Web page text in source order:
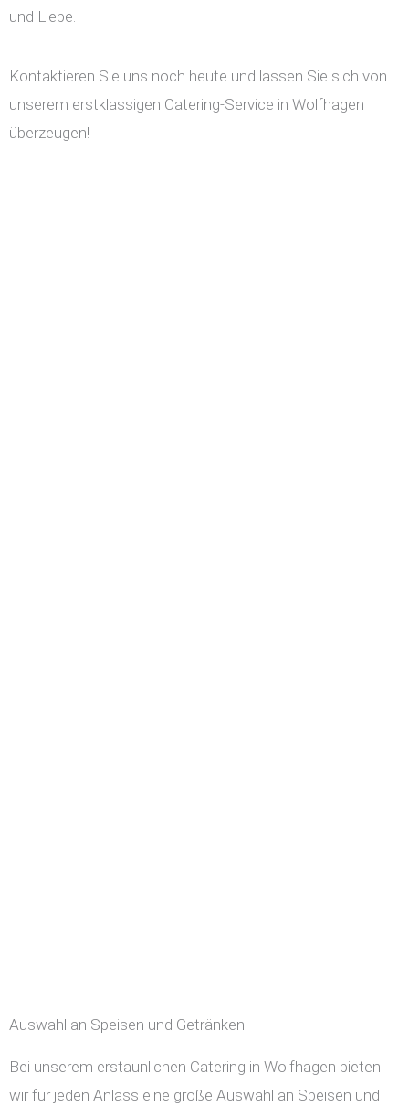
und Liebe.
Kontaktieren Sie uns noch heute und lassen Sie sich von
unserem erstklassigen Catering-Service in Wolfhagen
überzeugen!
Auswahl an Speisen und Getränken
Bei unserem erstaunlichen Catering in Wolfhagen bieten
wir für jeden Anlass eine große Auswahl an Speisen und